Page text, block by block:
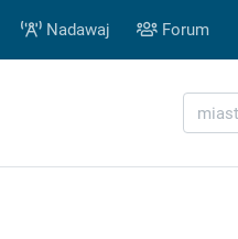
Nadawaj Forum